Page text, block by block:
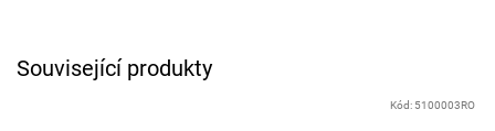
Související produkty
Kód: 5100003RO